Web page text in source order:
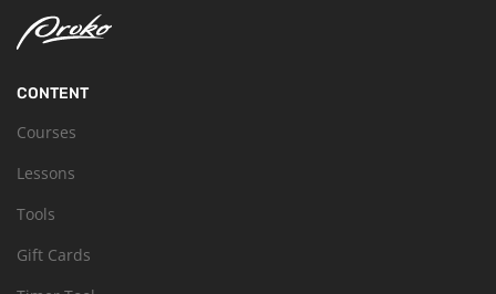
CONTENT
Courses
Lessons
Tools
Gift Cards